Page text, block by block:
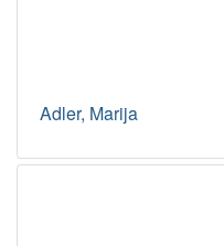
Adler, Marija